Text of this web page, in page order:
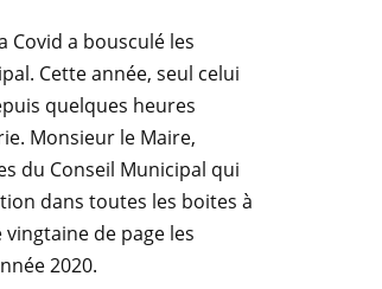
Covid a bousculé les
Cette année, seul celui
quelques heures
Monsieur le Maire,
du Conseil Municipal qui
dans toutes les boites à
de page les
2020.